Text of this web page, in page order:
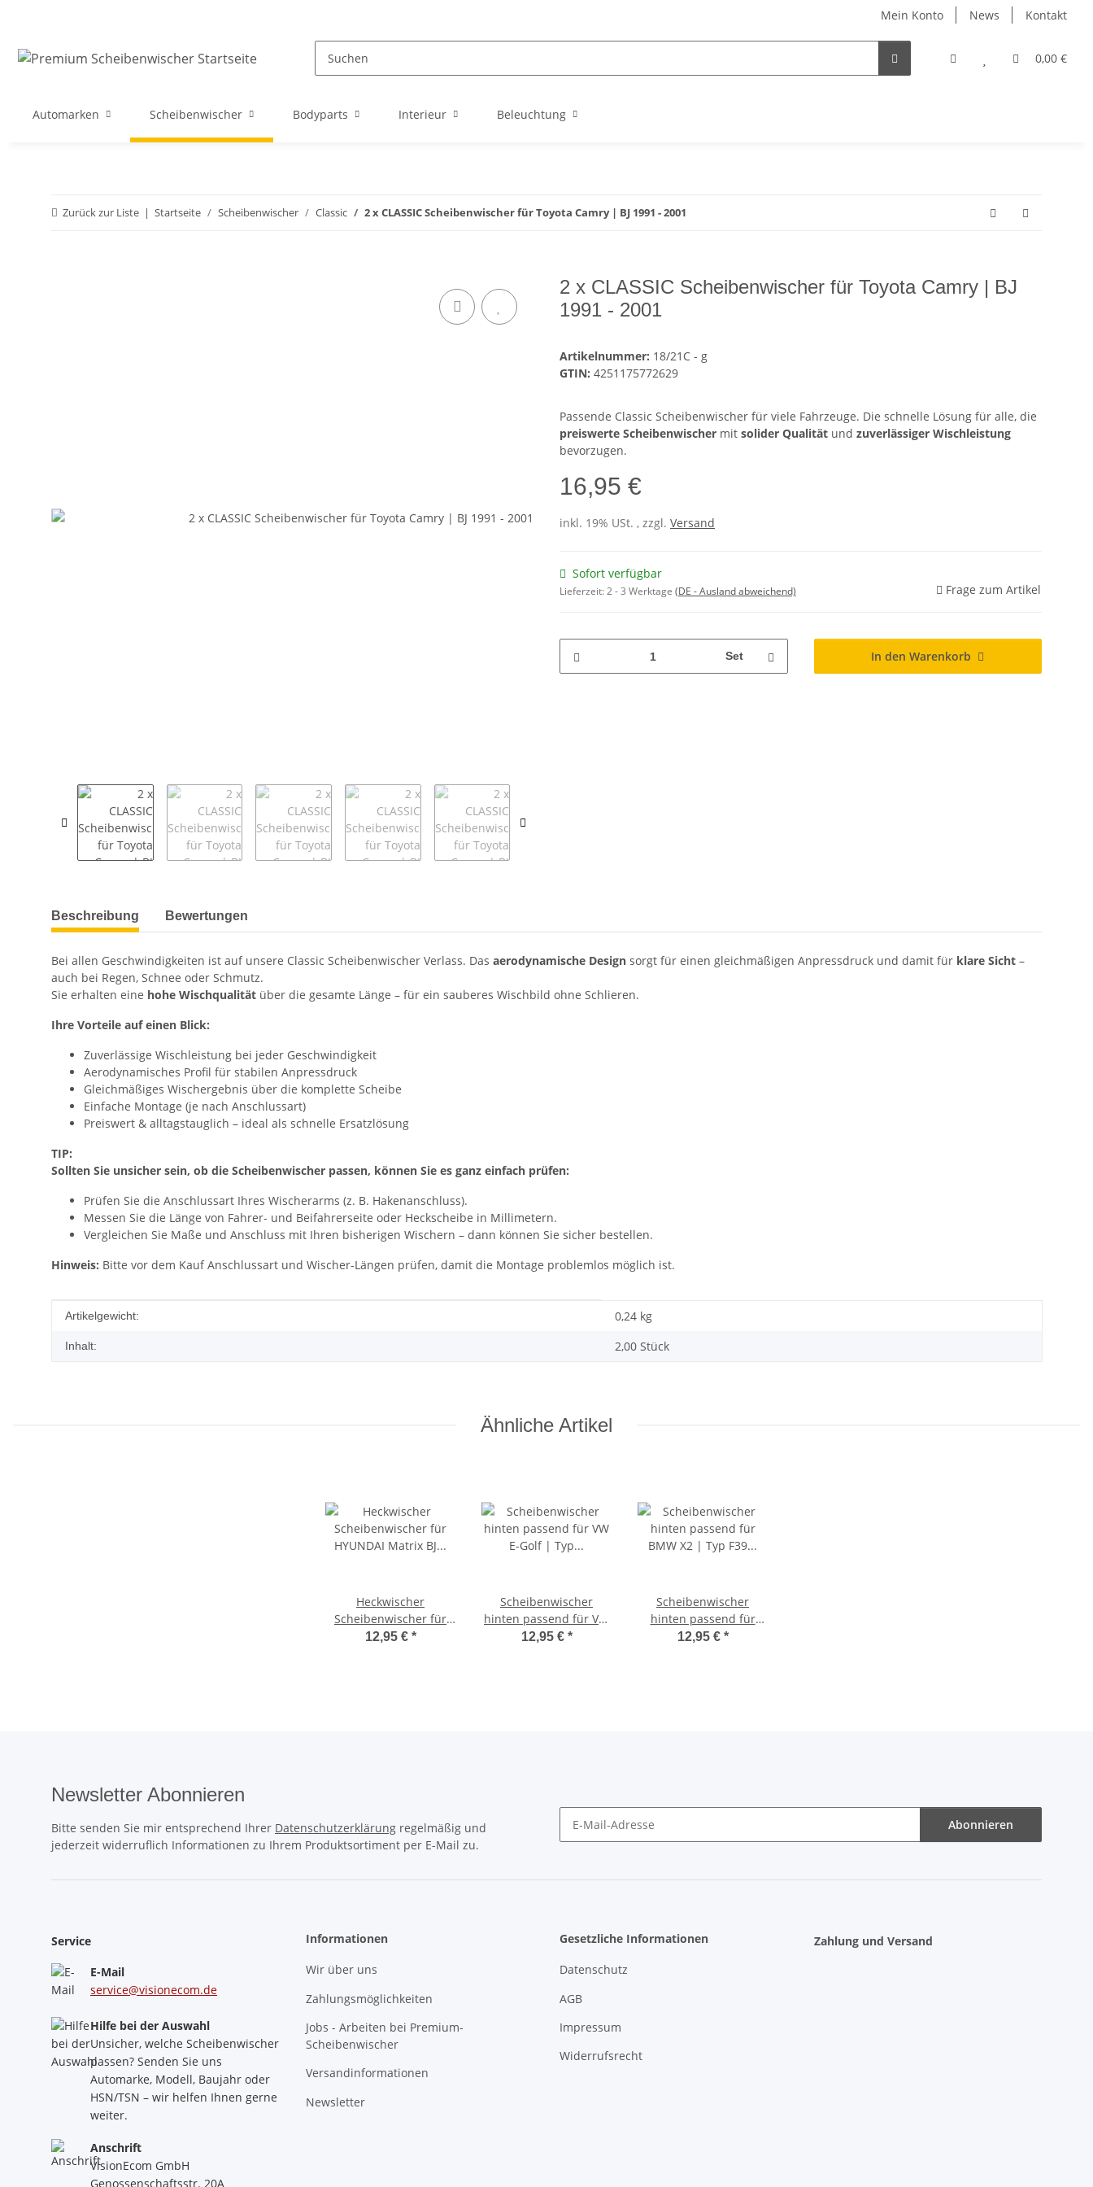
Mein Konto News Kontakt
0,00 €
Automarken Scheibenwischer Bodyparts Interieur Beleuchtung
Zurück zur Liste Startseite Scheibenwischer Classic 2 x CLASSIC Scheibenwischer für Toyota Camry | BJ 1991 - 2001
2 x CLASSIC Scheibenwischer für Toyota Camry | BJ
1991 - 2001
Artikelnummer: 18/21C - g
GTIN: 4251175772629
Passende Classic Scheibenwischer für viele Fahrzeuge. Die schnelle Lösung für alle, die
preiswerte Scheibenwischer mit solider Qualität und zuverlässiger Wischleistung
bevorzugen.
16,95 €
inkl. 19% USt. , zzgl. Versand
Sofort verfügbar
Lieferzeit:2 - 3 Werktage (DE - Ausland abweichend) Frage zum Artikel
Set In den Warenkorb
weitere Registerkarten anzeigen
Beschreibung Bewertungen
Bei allen Geschwindigkeiten ist auf unsere Classic Scheibenwischer Verlass. Das aerodynamische Design sorgt für einen gleichmäßigen Anpressdruck und damit für klare Sicht –
auch bei Regen, Schnee oder Schmutz.
Sie erhalten eine hohe Wischqualität über die gesamte Länge – für ein sauberes Wischbild ohne Schlieren.
Ihre Vorteile auf einen Blick:
Zuverlässige Wischleistung bei jeder Geschwindigkeit
Aerodynamisches Profil für stabilen Anpressdruck
Gleichmäßiges Wischergebnis über die komplette Scheibe
Einfache Montage (je nach Anschlussart)
Preiswert & alltagstauglich – ideal als schnelle Ersatzlösung
TIP:
Sollten Sie unsicher sein, ob die Scheibenwischer passen, können Sie es ganz einfach prüfen:
Prüfen Sie die Anschlussart Ihres Wischerarms (z. B. Hakenanschluss).
Messen Sie die Länge von Fahrer- und Beifahrerseite oder Heckscheibe in Millimetern.
Vergleichen Sie Maße und Anschluss mit Ihren bisherigen Wischern – dann können Sie sicher bestellen.
Hinweis: Bitte vor dem Kauf Anschlussart und Wischer-Längen prüfen, damit die Montage problemlos möglich ist.
Produkteigenschaft
Wert
Artikelgewicht: 0,24 kg
Inhalt: 2,00 Stück
Ähnliche Artikel
Heckwischer
Scheibenwischer für
HYUNDAI Matrix BJ
12,95 € *
Scheibenwischer
hinten passend für VW
E-Golf | Typ BE1 / BE2 |
12,95 € *
Scheibenwischer
hinten passend für
BMW X2 | Typ F39 | BJ
12,95 € *
Newsletter Abonnieren
Bitte senden Sie mir entsprechend Ihrer Datenschutzerklärung regelmäßig und
jederzeit widerruflich Informationen zu Ihrem Produktsortiment per E-Mail zu.
Abonnieren
Service
E-Mail
service@visionecom.de
Hilfe bei der Auswahl
Unsicher, welche Scheibenwischer
passen? Senden Sie uns
Automarke, Modell, Baujahr oder
HSN/TSN – wir helfen Ihnen gerne
weiter.
Anschrift
VisionEcom GmbH
Genossenschaftsstr. 20A
Informationen
Wir über uns
Zahlungsmöglichkeiten
Jobs - Arbeiten bei Premium-
Scheibenwischer
Versandinformationen
Newsletter
Gesetzliche Informationen
Datenschutz
AGB
Impressum
Widerrufsrecht
Zahlung und Versand